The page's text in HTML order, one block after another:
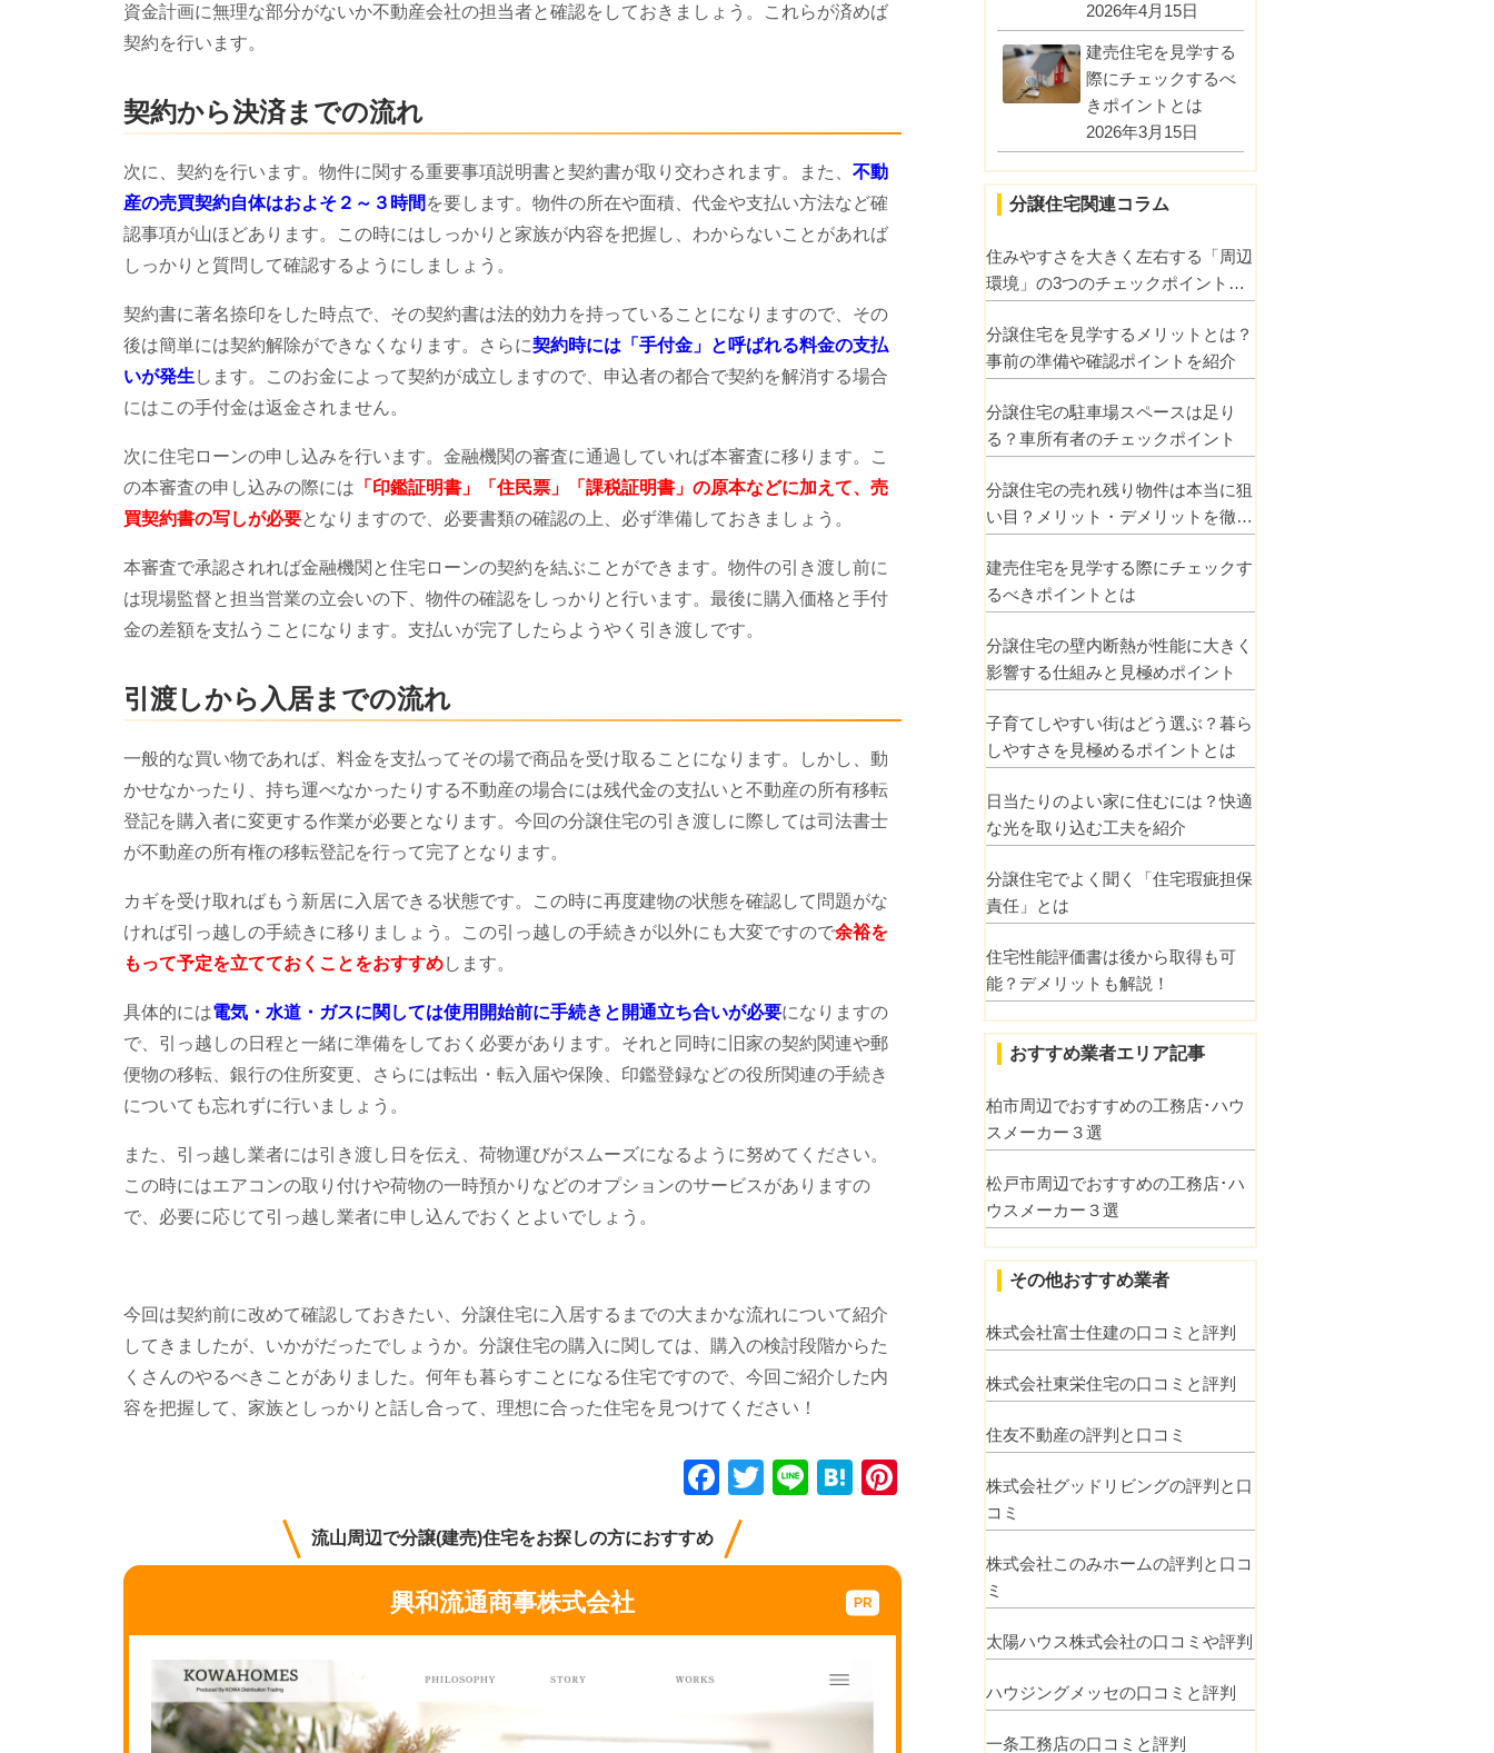
資金計画に無理な部分がないか不動産会社の担当者と確認をしておきましょう。これらが済めば
契約を行います。
契約から決済までの流れ
次に、契約を行います。物件に関する重要事項説明書と契約書が取り交わされます。また、不動
産の売買契約自体はおよそ２～３時間 を要します。物件の所在や面積、代金や支払い方法など確
認事項が山ほどあります。この時にはしっかりと家族が内容を把握し、わからないことがあれば
しっかりと質問して確認するようにしましょう。
契約書に著名捺印をした時点で、その契約書は法的効力を持っていることになりますので、その
後は簡単には契約解除ができなくなります。さらに契約時には「手付金」と呼ばれる料金の支払
いが発生 します。このお金によって契約が成立しますので、申込者の都合で契約を解消する場合
にはこの手付金は返金されません。
次に住宅ローンの申し込みを行います。金融機関の審査に通過していれば本審査に移ります。こ
の本審査の申し込みの際には 「印鑑証明書」「住民票」「課税証明書」の原本などに加えて、売
買契約書の写しが必要となりますので、必要書類の確認の上、必ず準備しておきましょう。
本審査で承認されれば金融機関と住宅ローンの契約を結ぶことができます。物件の引き渡し前に
は現場監督と担当営業の立会いの下、物件の確認をしっかりと行います。最後に購入価格と手付
金の差額を支払うことになります。支払いが完了したらようやく引き渡しです。
引渡しから入居までの流れ
一般的な買い物であれば、料金を支払ってその場で商品を受け取ることになります。しかし、動
かせなかったり、持ち運べなかったりする不動産の場合には残代金の支払いと不動産の所有移転
登記を購入者に変更する作業が必要となります。今回の分譲住宅の引き渡しに際しては司法書士
が不動産の所有権の移転登記を行って完了となります。
カギを受け取ればもう新居に入居できる状態です。この時に再度建物の状態を確認して問題がな
ければ引っ越しの手続きに移りましょう。この引っ越しの手続きが以外にも大変ですので余裕を
もって予定を立てておくことをおすすめします。
具体的には電気・水道・ガスに関しては使用開始前に手続きと開通立ち合いが必要になりますの
で、引っ越しの日程と一緒に準備をしておく必要があります。それと同時に旧家の契約関連や郵
便物の移転、銀行の住所変更、さらには転出・転入届や保険、印鑑登録などの役所関連の手続き
についても忘れずに行いましょう。
また、引っ越し業者には引き渡し日を伝え、荷物運びがスムーズになるように努めてください。
この時にはエアコンの取り付けや荷物の一時預かりなどのオプションのサービスがありますの
で、必要に応じて引っ越し業者に申し込んでおくとよいでしょう。
今回は契約前に改めて確認しておきたい、分譲住宅に入居するまでの大まかな流れについて紹介
してきましたが、いかがだったでしょうか。分譲住宅の購入に関しては、購入の検討段階からた
くさんのやるべきことがありました。何年も暮らすことになる住宅ですので、今回ご紹介した内
容を把握して、家族としっかりと話し合って、理想に合った住宅を見つけてください！
F
a
c
T
Li
H
n
a
e
流山周辺で分譲(建売)住宅をお探しの方におすすめ
興和流通商事株式会社
2026年4月15日
建売住宅を見学する
際にチェックするべ
きポイントとは
2026年3月15日
分譲住宅関連コラム
住みやすさを大きく左右する「周辺
環境」の3つのチェックポイントを
分譲住宅を見学するメリットとは？
事前の準備や確認ポイントを紹介
分譲住宅の駐車場スペースは足り
る？車所有者のチェックポイント
分譲住宅の売れ残り物件は本当に狙
い目？メリット・デメリットを徹底
建売住宅を見学する際にチェックす
るべきポイントとは
分譲住宅の壁内断熱が性能に大きく
影響する仕組みと見極めポイント
子育てしやすい街はどう選ぶ？暮ら
しやすさを見極めるポイントとは
日当たりのよい家に住むには？快適
な光を取り込む工夫を紹介
分譲住宅でよく聞く「住宅瑕疵担保
責任」とは
住宅性能評価書は後から取得も可
能？デメリットも解説！
おすすめ業者エリア記事
柏市周辺でおすすめの工務店･ハウ
スメーカー３選
松戸市周辺でおすすめの工務店･ハ
ウスメーカー３選
その他おすすめ業者
株式会社富士住建の口コミと評判
株式会社東栄住宅の口コミと評判
住友不動産の評判と口コミ
株式会社グッドリビングの評判と口
コミ
株式会社このみホームの評判と口コ
ミ
太陽ハウス株式会社の口コミや評判
ハウジングメッセの口コミと評判
一条工務店の口コミと評判